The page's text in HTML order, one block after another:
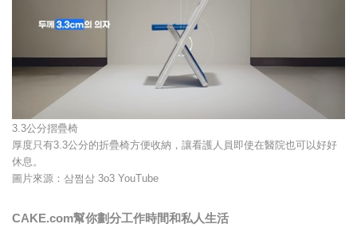
3.3公分摺疊椅
厚度只有3.3公分的折疊椅方便收納，讓看護人員即使在醫院也可以好好
休息。
圖片來源：삼쩜삼 3o3 YouTube
CAKE.com幫你劃分工作時間和私人生活